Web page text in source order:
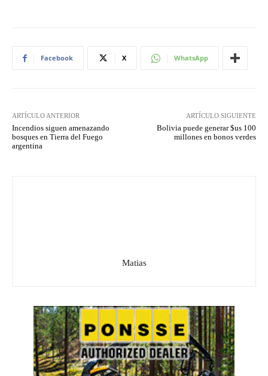
Facebook X WhatsApp
ARTÍCULO ANTERIOR
Incendios siguen amenazando
bosques en Tierra del Fuego
argentina
ARTÍCULO SIGUIENTE
Bolivia puede generar $us 100
millones en bonos verdes